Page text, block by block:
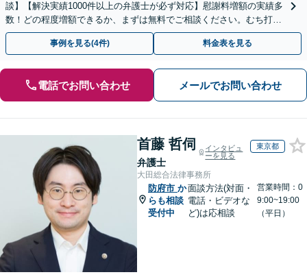
談】【解決実績1000件以上の弁護士が必ず対応】慰謝料増額の実績多
数！どの程度増額できるか、まずは無料でご相談ください。むち打
ち〜重大事故まで【弁護士費用特約の利用可】
事例を見る(4件) 料金表を見る
電話でお問い合わせ メールでお問い合わせ
首藤 哲伺
弁護士
インタビュ
ーを見る
東京都
大田総合法律事務所
防府市 か
らも相談
受付中
面談方法(対面・
電話・ビデオな
ど)は応相談
営業時間：0
9:00~19:00
（平日）